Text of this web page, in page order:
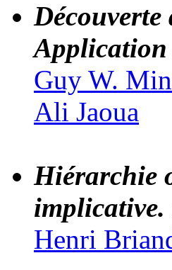
Découverte
Guy W.
Ali Jaoua
Hiérarchie
implicative.
Henri